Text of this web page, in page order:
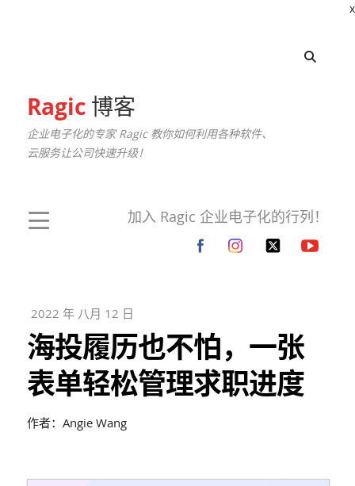
Ragic博客
企业电子化的专家 Ragic 教你如何利用各种软件、
云服务让公司快速升级！
加入 Ragic 企业电子化的行列！
2022 年 八月 12 日
海投履历也不怕，一张
表单轻松管理求职进度
作者：Angie Wang
x